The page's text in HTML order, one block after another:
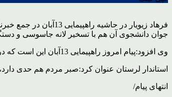
جوان دانشجوی آن هم با تسخیر لانه جاسوسی و
وی افزود:پیام امروز راهپیمایی 13آبان این است که در مقابل استکبار محکم ایستادگی می کنیم.
استاندار لرستان عنوان کرد:صبر مردم هم حدی
انتهای پیام/